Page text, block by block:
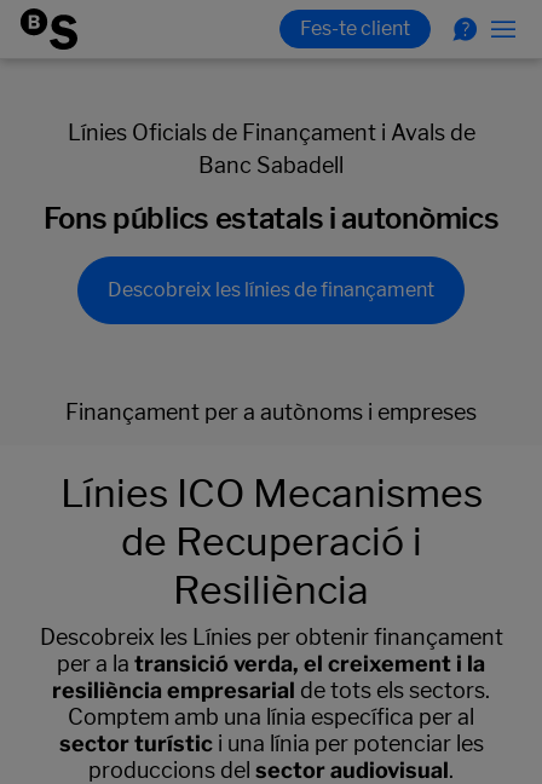
Línies Oficials de Finançament i Avals de
Banc Sabadell
Fons públics estatals i autonòmics
Descobreix les línies de finançament
Finançament per a autònoms i empreses
Línies ICO Mecanismes
de Recuperació i
Resiliència
Descobreix les Línies per obtenir finançament
per a la transició verda, el creixement i la
resiliència empresarial de tots els sectors.
Comptem amb una línia específica per al
sector turístici una línia per potenciar les
produccions del sector audiovisual.